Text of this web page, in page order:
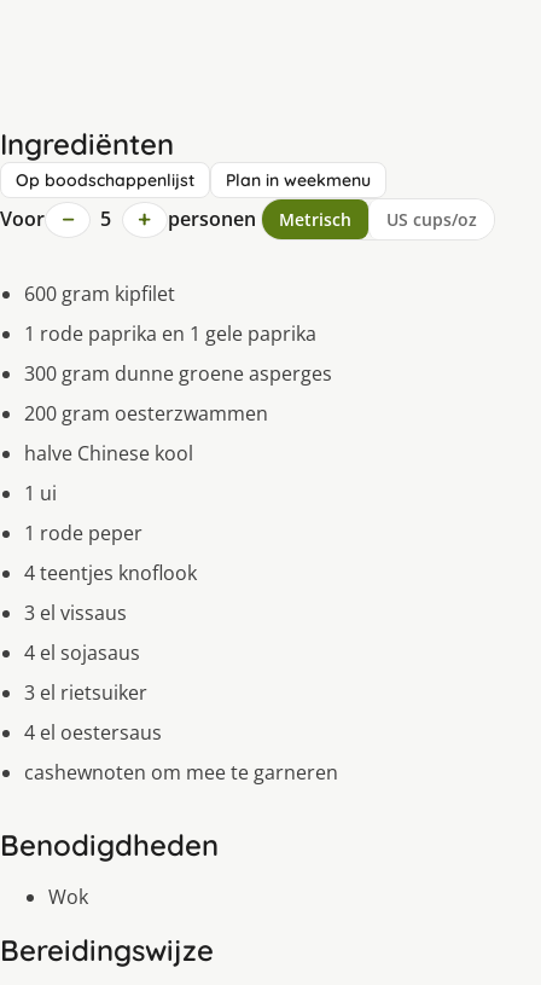
Ingrediënten
Op boodschappenlijst Plan in weekmenu
Voor − 5 + personen Metrisch US cups/oz
600 gram kipfilet
1 rode paprika en 1 gele paprika
300 gram dunne groene asperges
200 gram oesterzwammen
halve Chinese kool
1 ui
1 rode peper
4 teentjes knoflook
3 el vissaus
4 el sojasaus
3 el rietsuiker
4 el oestersaus
cashewnoten om mee te garneren
Benodigdheden
Wok
Bereidingswijze